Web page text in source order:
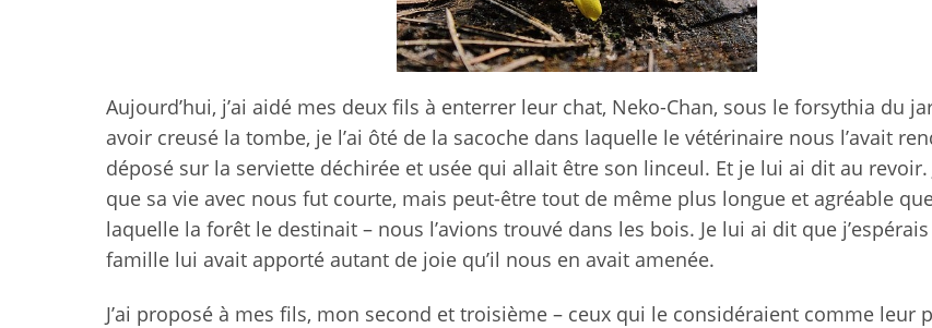
Aujourd’hui, j’ai aidé mes deux fils à enterrer leur chat, Neko-Chan, sous le forsythia du
avoir creusé la tombe, je l’ai ôté de la sacoche dans laquelle le vétérinaire nous l’avait
déposé sur la serviette déchirée et usée qui allait être son linceul. Et je lui ai dit au revoir.
que sa vie avec nous fut courte, mais peut-être tout de même plus longue et agréable
laquelle la forêt le destinait – nous l’avions trouvé dans les bois. Je lui ai dit que
famille lui avait apporté autant de joie qu’il nous en avait amenée.
J’ai proposé à mes fils, mon second et troisième – ceux qui le considéraient comme leur